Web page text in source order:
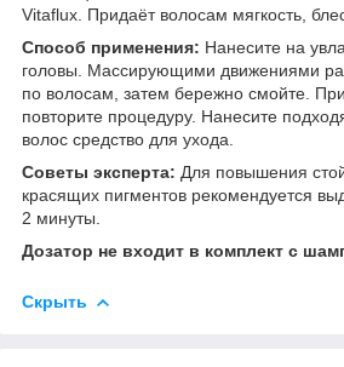
Vitaflux. Придаёт волосам мягкость,
Способ применения: Нанесите на
головы. Массирующими движениями
по волосам, затем бережно смойте.
повторите процедуру. Нанесите
волос средство для ухода.
Советы эксперта: Для повышения
красящих пигментов рекомендуется
2 минуты.
Дозатор не входит в комплект с
Скрыть